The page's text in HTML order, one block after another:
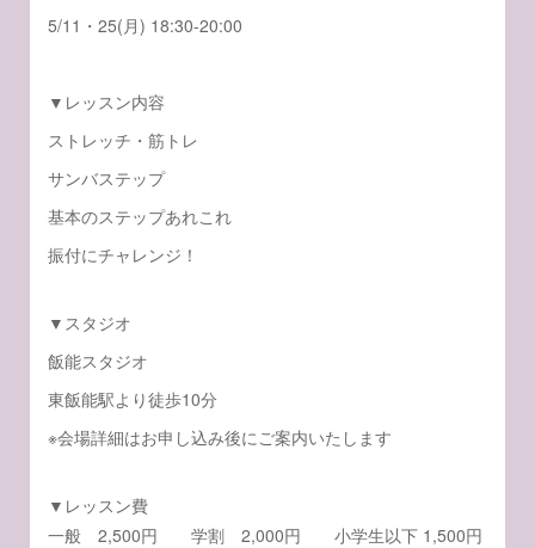
5/11・25(月) 18:30-20:00
▼レッスン内容
ストレッチ・筋トレ
サンバステップ
基本のステップあれこれ
振付にチャレンジ！
▼スタジオ
飯能スタジオ
東飯能駅より徒歩10分
※会場詳細はお申し込み後にご案内いたします
▼レッスン費
一般 2,500円 学割 2,000円 小学生以下 1,500円